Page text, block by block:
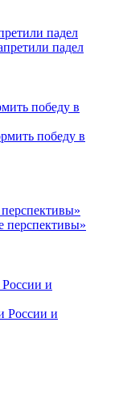
падел
падел
победу в
победу в
перспективы»
и
России и